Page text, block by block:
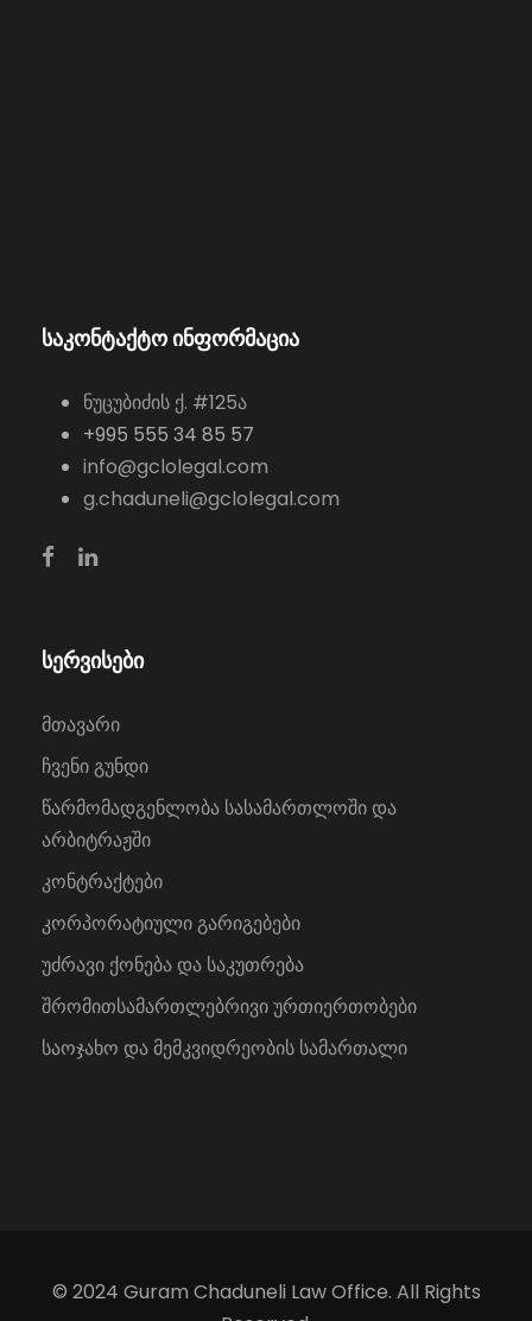
საკონტაქტო ინფორმაცია
ნუცუბიძის ქ. #125ა
+995 555 34 85 57
info@gclolegal.com
g.chaduneli@gclolegal.com
სერვისები
მთავარი
ჩვენი გუნდი
წარმომადგენლობა სასამართლოში და
არბიტრაჟში
კონტრაქტები
კორპორატიული გარიგებები
უძრავი ქონება და საკუთრება
შრომითსამართლებრივი ურთიერთობები
საოჯახო და მემკვიდრეობის სამართალი
© 2024 Guram Chaduneli Law Office. All Rights